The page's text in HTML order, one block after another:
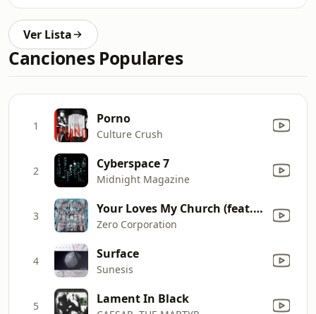
Ver Lista
Canciones Populares
1 Porno
Culture Crush
2 Cyberspace 7
Midnight Magazine
3 Your Loves My Church (feat. John V Coleman - Jay Cee)
Zero Corporation
4 Surface
Sunesis
5 Lament In Black